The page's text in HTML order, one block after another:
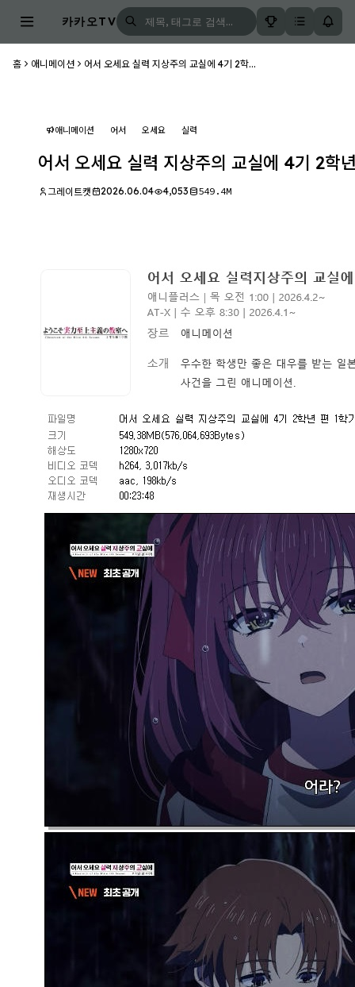
카카오TV
홈 애니메이션 어서 오세요 실력 지상주의 교실에 4기 2학...
애니메이션 어서 오세요 실력
어서 오세요 실력 지상주의 교실에 4기 2학
그레이트캣 2026.06.04 4,053 549.4M